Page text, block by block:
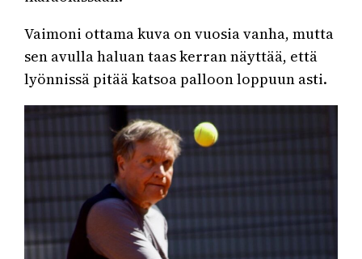
Vaimoni ottama kuva on vuosia vanha, mutta
sen avulla haluan taas kerran näyttää, että
lyönnissä pitää katsoa palloon loppuun asti.